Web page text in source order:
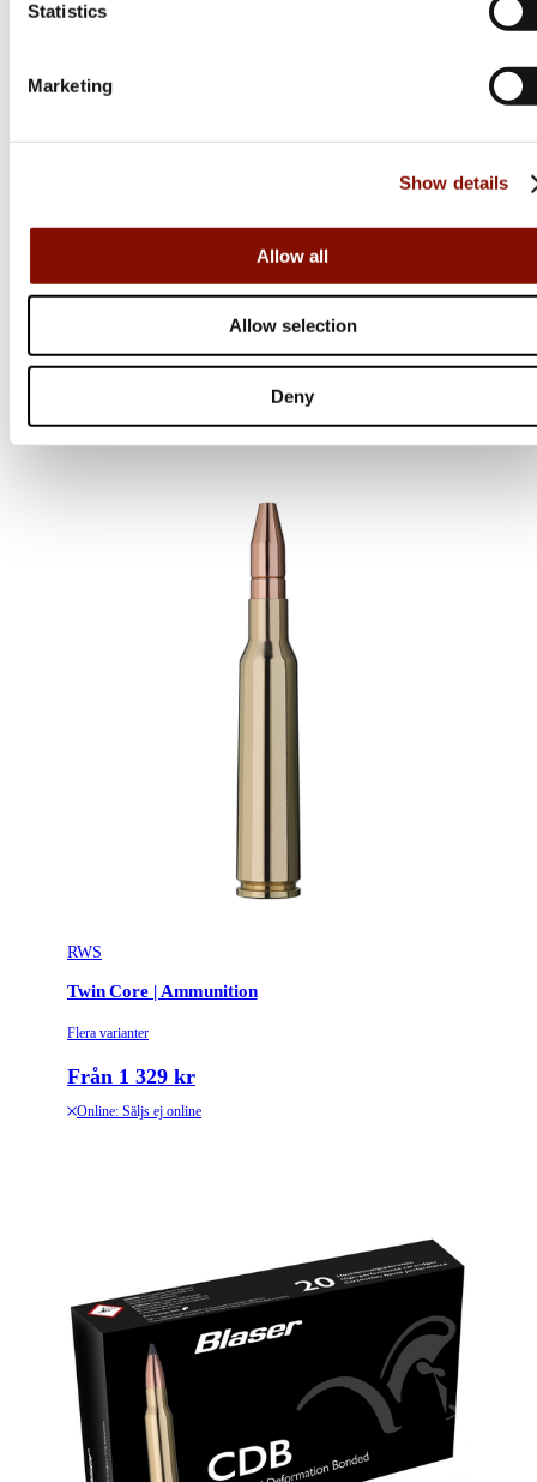
Statistics
Marketing
Show details
Allow all
Allow selection
Deny
SPCE
RWS
Twin Core | Ammunition
Flera varianter
Från 1 329 kr
Online: Säljs ej online